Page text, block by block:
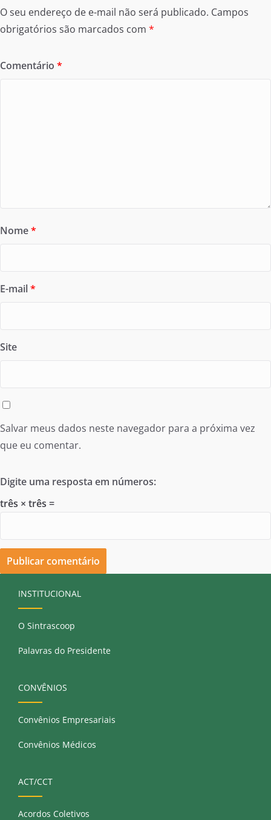
O seu endereço de e-mail não será publicado. Campos
obrigatórios são marcados com *
Comentário *
Nome*
E-mail*
Site
Salvar meus dados neste navegador para a próxima vez
que eu comentar.
Digite uma resposta em números:
três × três =
INSTITUCIONAL
O Sintrascoop
Palavras do Presidente
CONVÊNIOS
Convênios Empresariais
Convênios Médicos
ACT/CCT
Acordos Coletivos